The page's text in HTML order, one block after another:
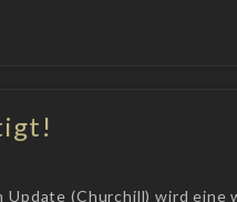
Update (Churchill) wird eine